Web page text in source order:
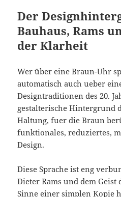
Der
Bauhaus, Rams
der Klarheit
Wer über eine Braun-Uhr
automatisch auch ueber
Designtraditionen des 20.
gestalterische Hintergrund
Haltung, fuer die Braun
funktionales, reduziertes,
Design.
Diese Sprache ist eng
Dieter Rams und dem Geist
Sinne einer simplen Kopie